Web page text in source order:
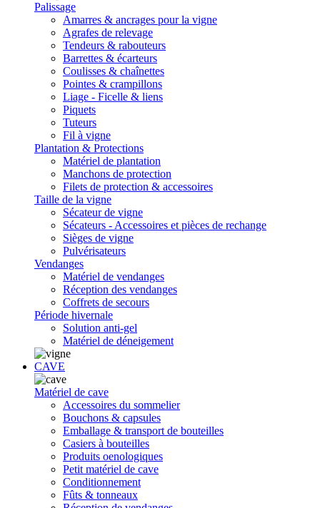
Palissage
Amarres & ancrages pour la vigne
Agrafes de relevage
Tendeurs & rabouteurs
Barrettes & écarteurs
Coulisses & chaînettes
Pointes & crampillons
Liage - Ficelle & liens
Piquets
Tuteurs
Fil à vigne
Plantation & Protections
Matériel de plantation
Manchons de protection
Filets de protection & accessoires
Taille de la vigne
Sécateur de vigne
Sécateurs - Accessoires et pièces de rechange
Sièges de vigne
Pulvérisateurs
Vendanges
Matériel de vendanges
Réception des vendanges
Coffrets de secours
Période hivernale
Solution anti-gel
Matériel de déneigement
CAVE
Matériel de cave
Accessoires du sommelier
Bouchons & capsules
Emballage & transport de bouteilles
Casiers à bouteilles
Produits oenologiques
Petit matériel de cave
Conditionnement
Fûts & tonneaux